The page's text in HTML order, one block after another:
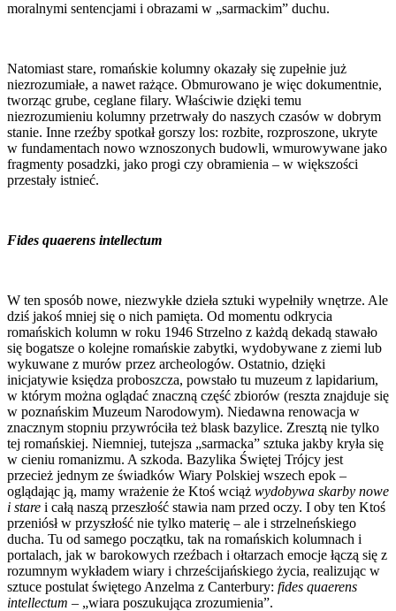
moralnymi sentencjami i obrazami w „sarmackim” duchu.
Natomiast stare, romańskie kolumny okazały się zupełnie już
niezrozumiałe, a nawet rażące. Obmurowano je więc dokumentnie,
tworząc grube, ceglane filary. Właściwie dzięki temu
niezrozumieniu kolumny przetrwały do naszych czasów w dobrym
stanie. Inne rzeźby spotkał gorszy los: rozbite, rozproszone, ukryte
w fundamentach nowo wznoszonych budowli, wmurowywane jako
fragmenty posadzki, jako progi czy obramienia – w większości
przestały istnieć.
Fides quaerens intellectum
W ten sposób nowe, niezwykłe dzieła sztuki wypełniły wnętrze. Ale
dziś jakoś mniej się o nich pamięta. Od momentu odkrycia
romańskich kolumn w roku 1946 Strzelno z każdą dekadą stawało
się bogatsze o kolejne romańskie zabytki, wydobywane z ziemi lub
wykuwane z murów przez archeologów. Ostatnio, dzięki
inicjatywie księdza proboszcza, powstało tu muzeum z lapidarium,
w którym można oglądać znaczną część zbiorów (reszta znajduje się
w poznańskim Muzeum Narodowym). Niedawna renowacja w
znacznym stopniu przywróciła też blask bazylice. Zresztą nie tylko
tej romańskiej. Niemniej, tutejsza „sarmacka” sztuka jakby kryła się
w cieniu romanizmu. A szkoda. Bazylika Świętej Trójcy jest
przecież jednym ze świadków Wiary Polskiej wszech epok –
oglądając ją, mamy wrażenie że Ktoś wciąż wydobywa skarby nowe
i stare i całą naszą przeszłość stawia nam przed oczy. I oby ten Ktoś
przeniósł w przyszłość nie tylko materię – ale i strzelneńskiego
ducha. Tu od samego początku, tak na romańskich kolumnach i
portalach, jak w barokowych rzeźbach i ołtarzach emocje łączą się z
rozumnym wykładem wiary i chrześcijańskiego życia, realizując w
sztuce postulat świętego Anzelma z Canterbury: fides quaerens
intellectum – „wiara poszukująca zrozumienia”.